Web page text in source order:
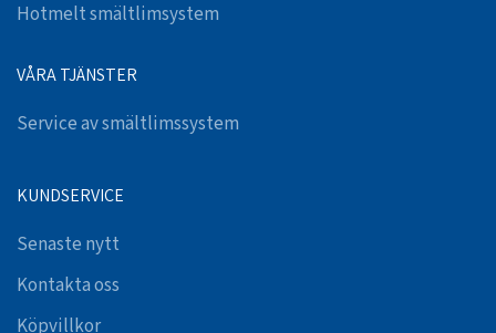
Hotmelt smältlimsystem
VÅRA TJÄNSTER
Service av smältlimssystem
KUNDSERVICE
Senaste nytt
Kontakta oss
Köpvillkor